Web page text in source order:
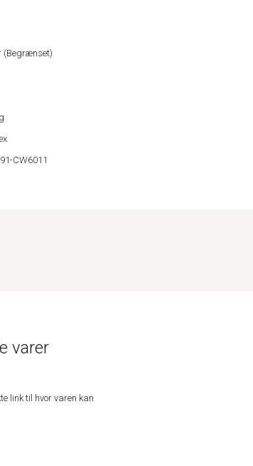
(Begrænset)
CW6011
varer
link til hvor varen kan